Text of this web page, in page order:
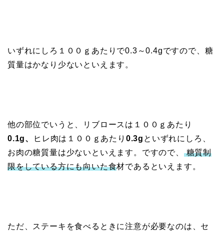
いずれにしろ１００ｇあたりで0.3～0.4gですので、糖
質量はかなり少ないといえます。
他の部位でいうと、リブロースは１００ｇあたり
0.1g、
ヒレ肉は１００ｇあたり 0.3g といずれにしろ、
お肉の糖質量は少ないといえます。ですので、 糖質制
限をしている方にも向いた食材であるといえます。
ただ、ステーキを食べるときに注意が必要なのは、セ